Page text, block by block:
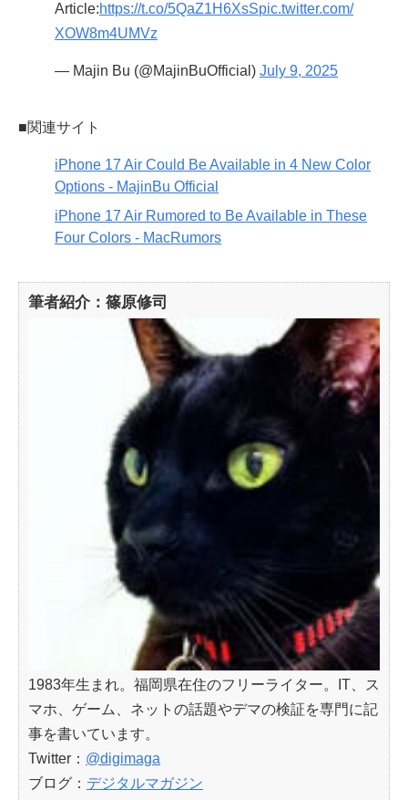
Article:https://t.co/5QaZ1H6XsSpic.twitter.com/
XOW8m4UMVz
— Majin Bu (@MajinBuOfficial) July 9, 2025
■関連サイト
iPhone 17 Air Could Be Available in 4 New Color
Options - MajinBu Official
iPhone 17 Air Rumored to Be Available in These
Four Colors - MacRumors
筆者紹介：篠原修司
1983年生まれ。福岡県在住のフリーライター。IT、ス
マホ、ゲーム、ネットの話題やデマの検証を専門に記
事を書いています。
Twitter： @digimaga
ブログ： デジタルマガジン